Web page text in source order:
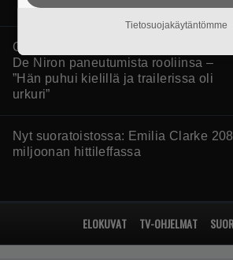
Cape Fear -näyttelijä muisteli Robert
De Niron paneutumista rooliinsa –
”Hän puhui kielillä ja trailerissa oli
urkuri”
Nyt suoratoistossa: Emilia Clarke 208
miljoonan hittileffassa
ELOKUVAT TV-OHJELMAT
Tietosuojakäytäntömme